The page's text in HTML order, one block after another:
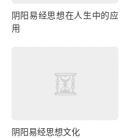
阴阳易经思想在人生中的应
用
阴阳易经思想文化